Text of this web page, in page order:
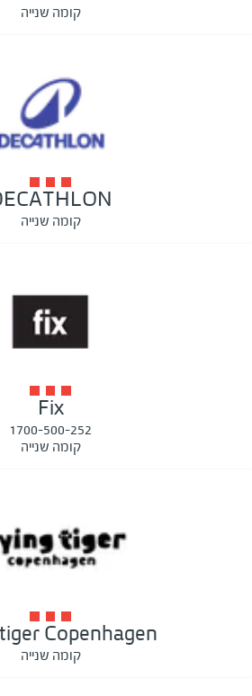
קומה שנייה
קומה שנייה
Fix
1700-500-252
קומה שנייה
Copenhagen
קומה שנייה